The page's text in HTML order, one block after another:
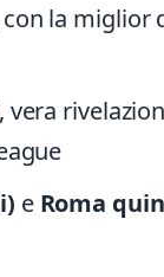
con la miglior
, vera
e Roma